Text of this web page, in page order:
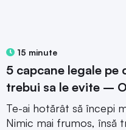
15 minute
5 capcane legale pe
trebui sa le evite –
Te-ai hotărât să începi
Nimic mai frumos, însă